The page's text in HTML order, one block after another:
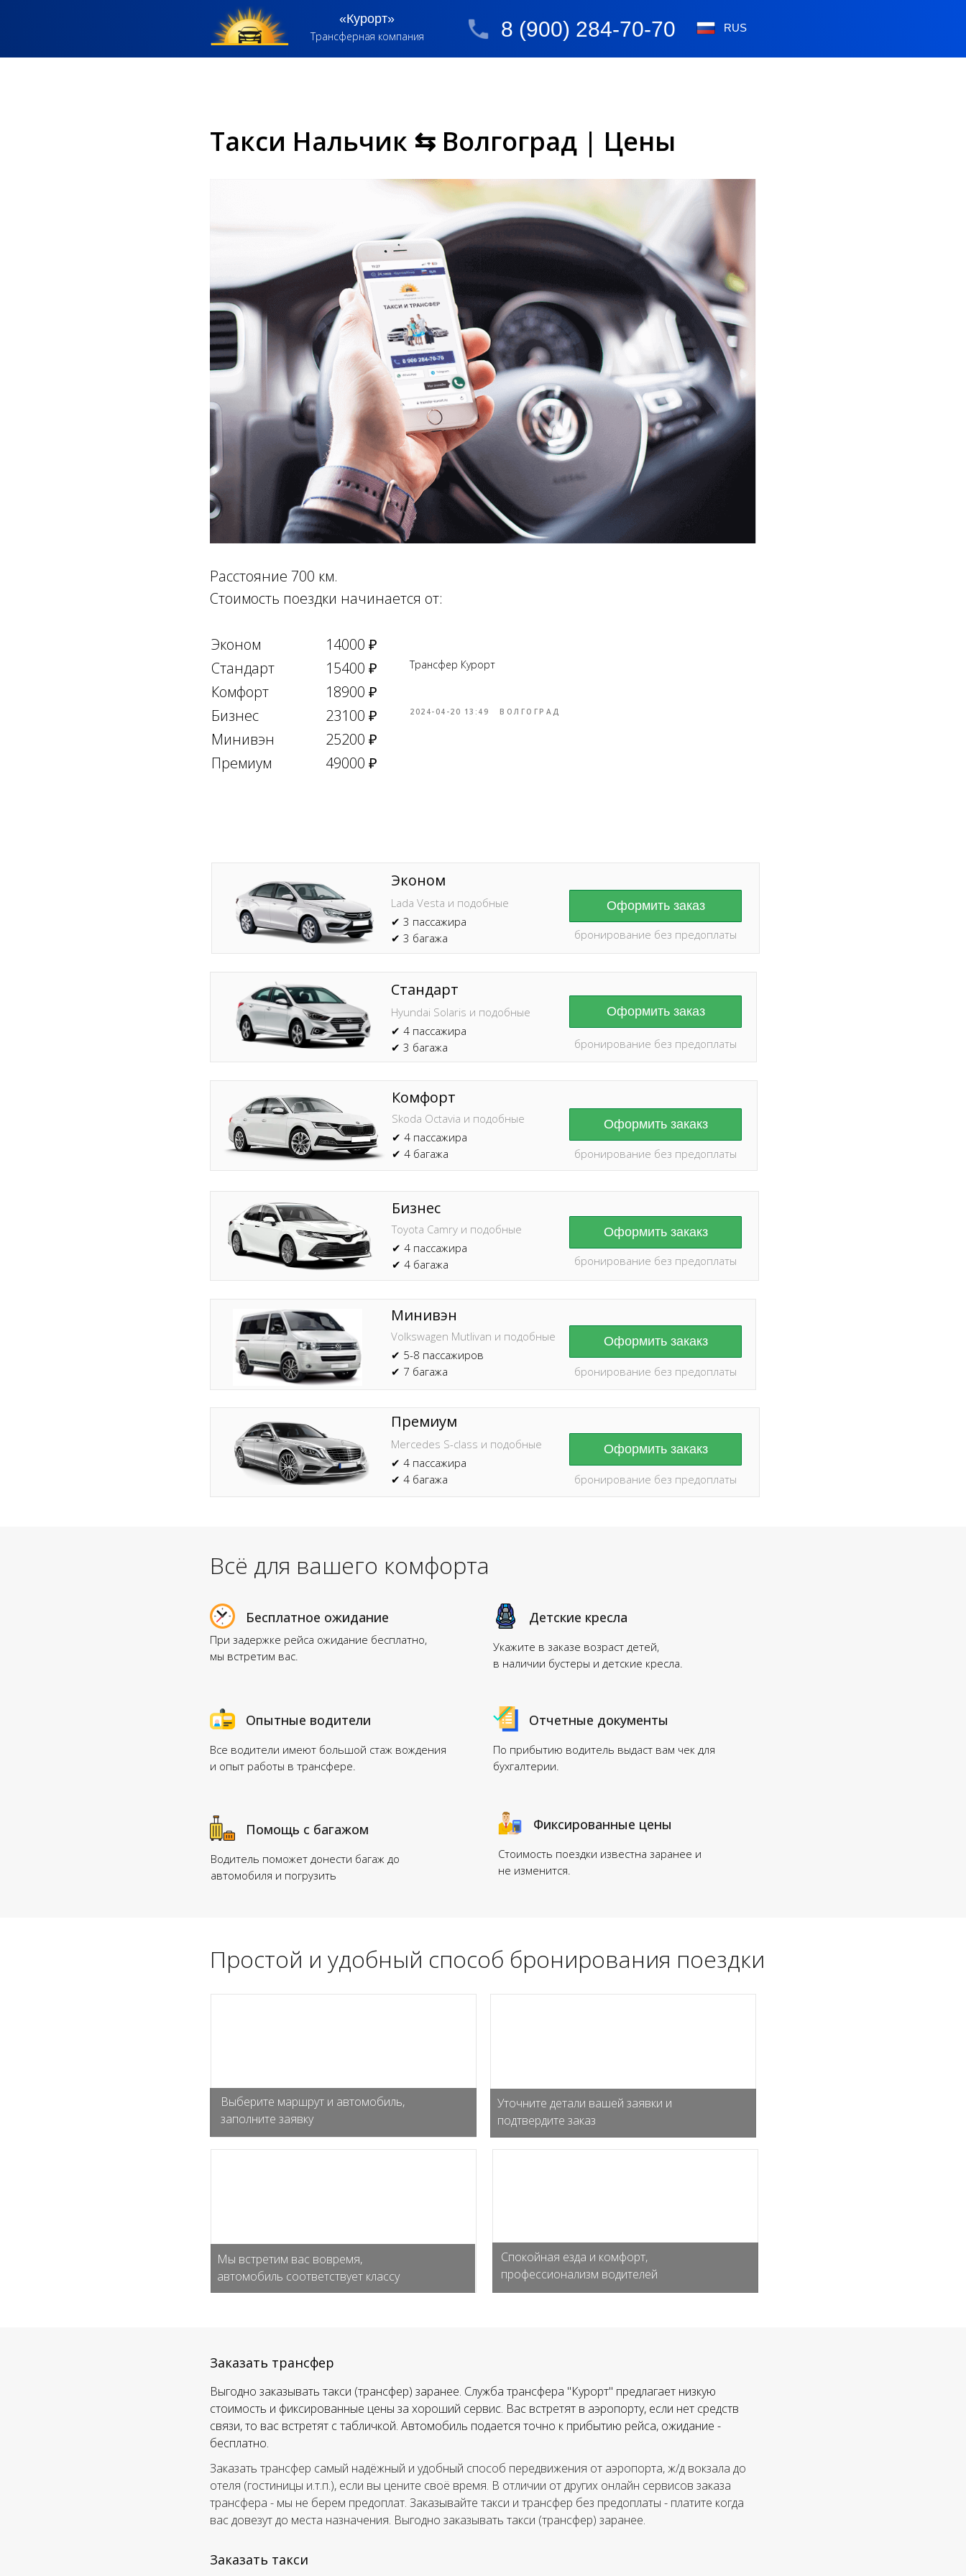
8 (900) 284-70-70
«Курорт»
Трансферная компания
RUS
Такси Нальчик ⇆ Волгоград | Цены
Расстояние 700 км.
Стоимость поездки начинается от:
Эконом
14000 ₽
Стандарт
15400 ₽
Комфорт
18900 ₽
Бизнес
23100 ₽
Минивэн
25200 ₽
Премиум
49000 ₽
Трансфер Курорт
2024-04-20 13:49 ВОЛГОГРАД
Оформить заказ
Стандарт
Hyundai Solaris и подобные
✔ 4 пассажира
✔ 3 багажа
Бизнес
Toyota Camry и подобные
✔ 4 пассажира
✔ 4 багажа
Минивэн
Volkswagen Mutlivan и подобные
✔ 5-8 пассажиров
✔ 7 багажа
Премиум
Mercedes S-class и подобные
✔ 4 пассажира
✔ 4 багажа
Оформить закакз
Оформить закакз
Оформить закакз
бронирование без предоплаты
бронирование без предоплаты
Оформить заказ
Эконом
Lada Vesta и подобные
✔ 3 пассажира
✔ 3 багажа
Комфорт
Skoda Octavia и подобные
✔ 4 пассажира
✔ 4 багажа
Оформить закакз
бронирование без предоплаты
бронирование без предоплаты
бронирование без предоплаты
бронирование без предоплаты
При задержке рейса ожидание бесплатно,
мы встретим вас.
Укажите в заказе возраст детей,
в наличии бустеры и детские кресла.
Водитель поможет донести багаж до
автомобиля и погрузить
Бесплатное ожидание Детские кресла
Помощь с багажом
Все водители имеют большой стаж вождения
и опыт работы в трансфере.
По прибытию водитель выдаст вам чек для
бухгалтерии.
Стоимость поездки известна заранее и
не изменится.
Опытные водители Отчетные документы
Фиксированные цены
Всё для вашего комфорта
Простой и удобный способ бронирования поездки
Выберите маршрут и автомобиль,
заполните заявку
Уточните детали вашей заявки и
подтвердите заказ
Мы встретим вас вовремя,
автомобиль соответствует классу
Спокойная езда и комфорт,
профессионализм водителей
Заказать трансфер самый надёжный и удобный способ передвижения от аэропорта, ж/д вокзала до
отеля (гостиницы и.т.п.), если вы цените своё время. В отличии от других онлайн сервисов заказа
трансфера - мы не берем предоплат. Заказывайте такси и трансфер без предоплаты - платите когда
вас довезут до места назначения. Выгодно заказывать такси (трансфер) заранее.
Заказать трансфер
Выгодно заказывать такси (трансфер) заранее. Служба трансфера "Курорт" предлагает низкую
стоимость и фиксированные цены за хороший сервис. Вас встретят в аэропорту, если нет средств
связи, то вас встретят с табличкой. Автомобиль подается точно к прибытию рейса, ожидание -
бесплатно.
Заказать такси